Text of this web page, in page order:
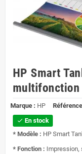
HP Smart
multifonction
Marque : HP
check En stock
* Modèle : HP Smart
* Fonction : Impression,